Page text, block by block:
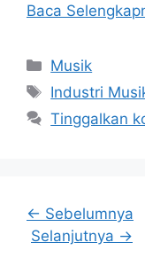
Baca
Kategori
Musik
Tag
Industri
Tinggalkan
← Sebelumnya
Selanjutnya →